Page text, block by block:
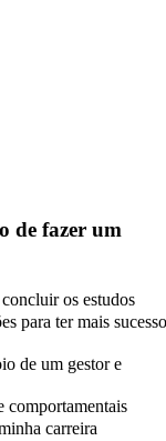
de fazer um
os estudos
para ter mais sucesso
de um gestor e
comportamentais
carreira